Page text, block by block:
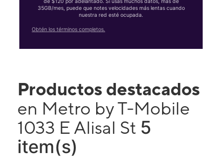
35GB/mes, puede que notes velocidades más lentas cuando
nuestra red esté ocupada.
Obtén los términos completos.
Productos destacados
en Metro by T-Mobile
1033 E Alisal St 5
item(s)